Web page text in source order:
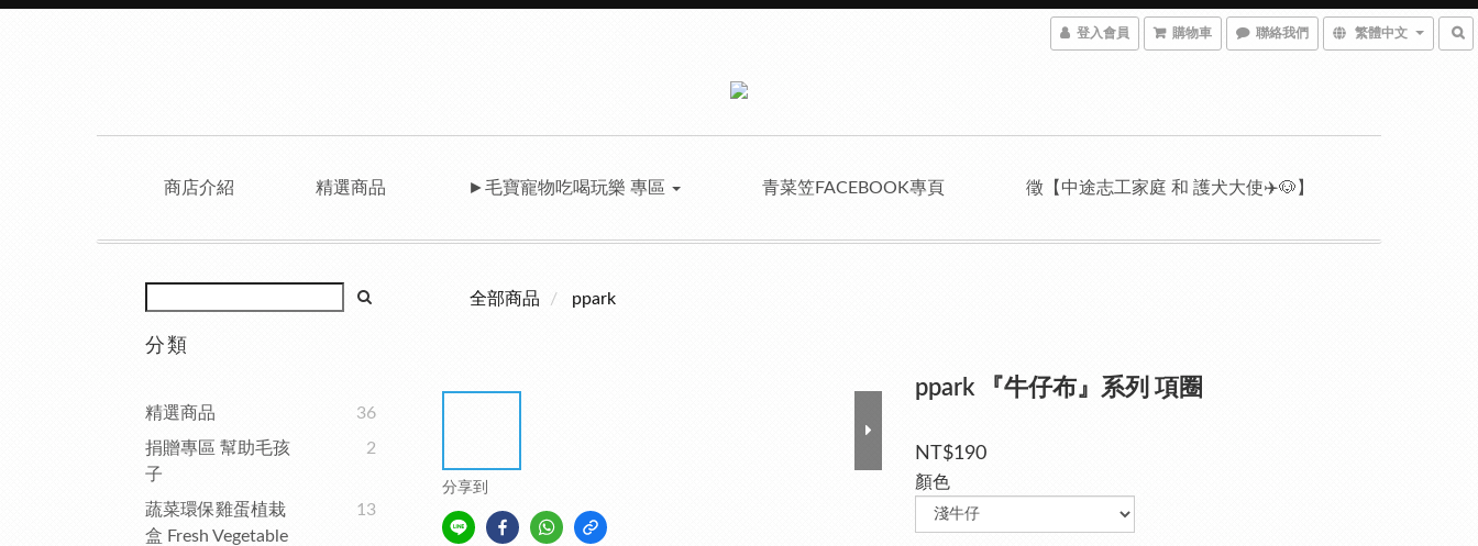
登入會員 購物車 聯絡我們 繁體中文
商店介紹 精選商品 ►毛寶寵物吃喝玩樂 專區 青菜笠FACEBOOK專頁 徵【中途志工家庭 和 護犬大使✈️🐶】
分類
精選商品
36
捐贈專區 幫助毛孩
子
2
蔬菜環保雞蛋植栽
盒 Fresh Vegetable
13
全部商品 ppark
分享到
ppark 『牛仔布』系列 項圈
NT$190
顏色